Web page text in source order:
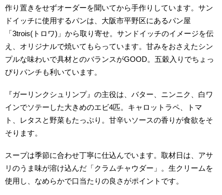
作り置きをせずオーダーを聞いてから手作りしています。サン
ドイッチに使用するパンは、大阪市平野区にあるパン屋
「3trois(トロワ)」から取り寄せ。サンドイッチのイメージを伝
え、オリジナルで焼いてもらっています。甘みをおさえたシン
プルな味わいで具材とのバランスがGOOD。五穀入りでちょっ
ぴりパンチも利いています。
『ガーリンクシュリンプ』の主役は、バター、ニンニク、白ワ
インでソテーした大きめのエビ4匹。キャロットラペ、トマ
ト、レタスと野菜もたっぷり。甘辛いソースの香りが食欲をそ
そります。
スープは季節に合わせ丁寧に仕込んでいます。取材日は、アサ
リのうま味が溶け込んだ「クラムチャウダー」。生クリームを
使用し、なめらかで口当たりの良さがポイントです。